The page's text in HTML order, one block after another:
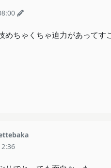
！相反する2人の画面分割カ
ケール！
くなる
、拳は握ってしまうし、笑み
めちゃくちゃ迫力があって